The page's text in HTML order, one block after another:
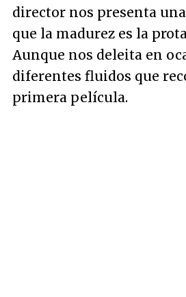
director nos presenta
que la madurez es la
Aunque nos deleita en
diferentes fluidos que
primera película.